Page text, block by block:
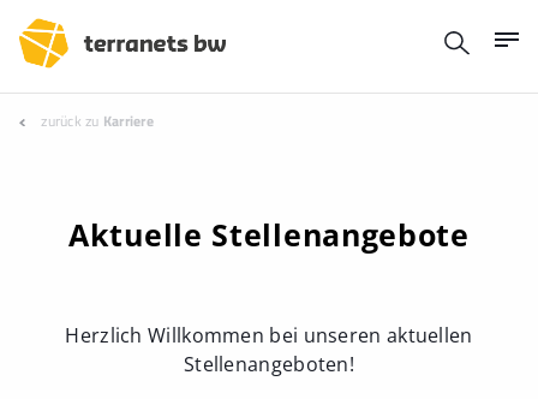
zurück zu Karriere
Aktuelle Stellenangebote
Herzlich Willkommen bei unseren aktuellen
Stellenangeboten!